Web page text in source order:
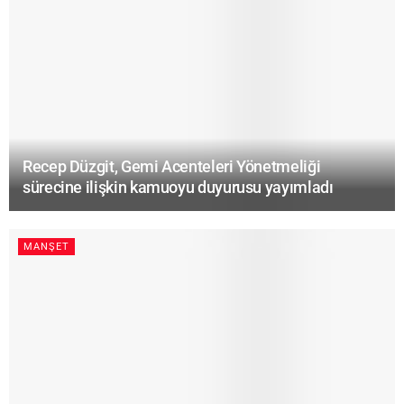
Recep Düzgit, Gemi Acenteleri Yönetmeliği
sürecine ilişkin kamuoyu duyurusu yayımladı
MANŞET